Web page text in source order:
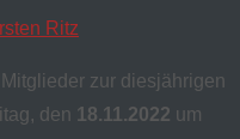
Ritz
zur diesjährigen
den 18.11.2022 um